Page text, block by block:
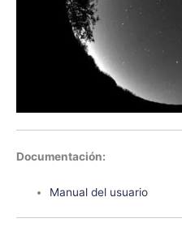
Documentación:
Manual del usuario